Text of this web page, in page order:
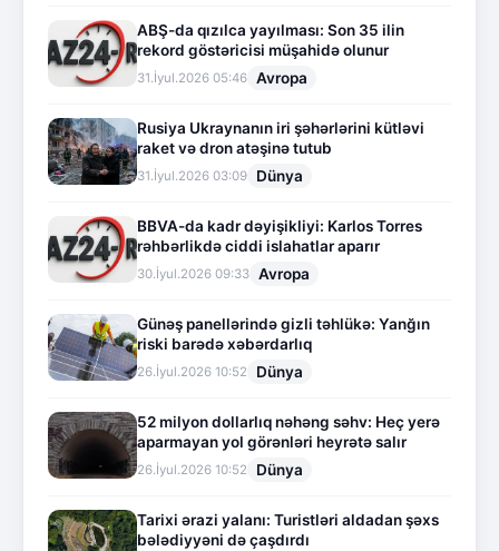
ABŞ-da qızılca yayılması: Son 35 ilin
rekord göstəricisi müşahidə olunur
31.İyul.2026 05:46 Avropa
Rusiya Ukraynanın iri şəhərlərini kütləvi
raket və dron atəşinə tutub
31.İyul.2026 03:09 Dünya
BBVA-da kadr dəyişikliyi: Karlos Torres
rəhbərlikdə ciddi islahatlar aparır
30.İyul.2026 09:33 Avropa
Günəş panellərində gizli təhlükə: Yanğın
riski barədə xəbərdarlıq
26.İyul.2026 10:52 Dünya
52 milyon dollarlıq nəhəng səhv: Heç yerə
aparmayan yol görənləri heyrətə salır
26.İyul.2026 10:52 Dünya
Tarixi ərazi yalanı: Turistləri aldadan şəxs
bələdiyyəni də çaşdırdı